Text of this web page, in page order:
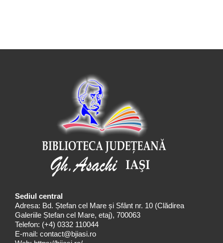
Sediul central
Adresa: Bd. Ștefan cel Mare și Sfânt nr. 10 (Clădirea
Galeriile Ștefan cel Mare, etaj), 700063
Telefon: (+4) 0332 110044
E-mail: contact@bjiasi.ro